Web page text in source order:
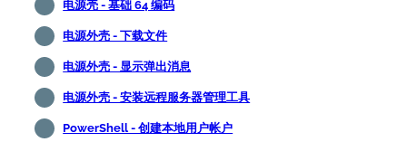
电源壳 - 基础 64 编码
电源外壳 - 下载文件
电源外壳 - 显示弹出消息
电源外壳 - 安装远程服务器管理工具
PowerShell - 创建本地用户帐户